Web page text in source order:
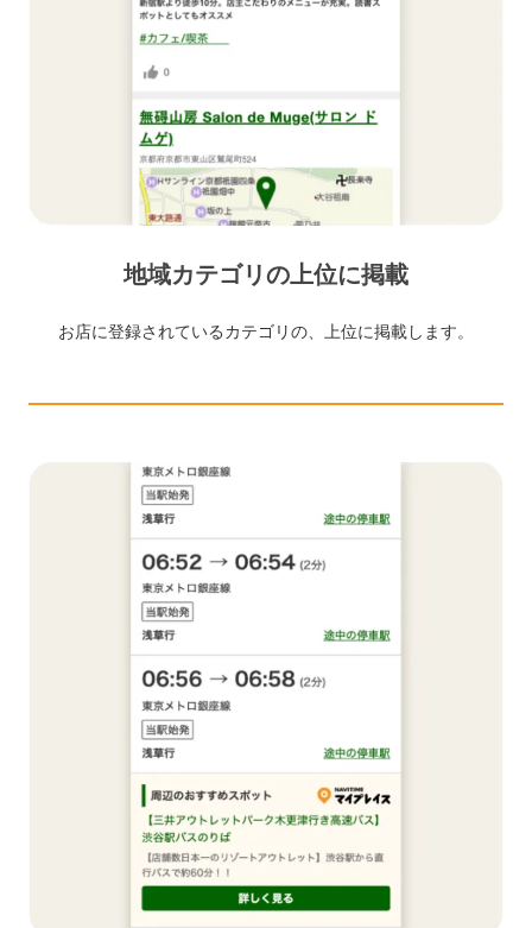
地域カテゴリの上位に掲載
お店に登録されているカテゴリの、上位に掲載します。